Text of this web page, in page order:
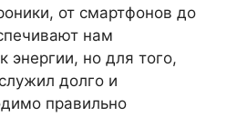
от смартфонов до
нам
энергии, но для того,
долго и
правильно